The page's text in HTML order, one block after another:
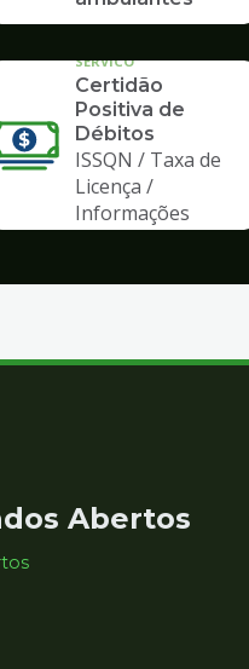
SERVICO
Certidão
Positiva de
Débitos
ISSQN / Taxa de
Licença /
Informações
Abertos